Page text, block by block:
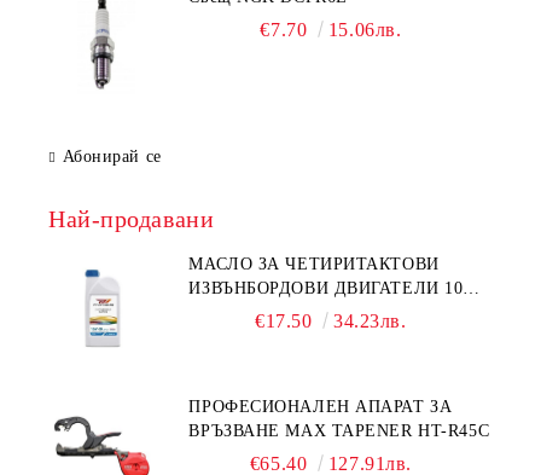
€7.70 15.06лв.
Абонирай се
Най-продавани
МАСЛО ЗА ЧЕТИРИТАКТОВИ
ИЗВЪНБОРДОВИ ДВИГАТЕЛИ 10W-
30 HONDA MARINE 08221-999-
€17.50 34.23лв.
ПРОФЕСИОНАЛЕН АПАРАТ ЗА
ВРЪЗВАНЕ MAX TAPENER HT-R45C
€65.40 127.91лв.